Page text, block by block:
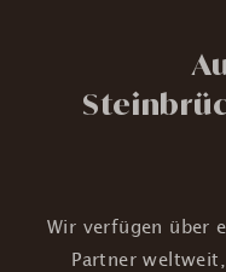
Wir verfügen über
Partner